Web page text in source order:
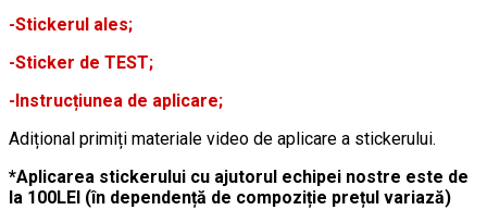
-Stickerul ales;
-Sticker de TEST;
-Instrucțiunea de aplicare;
Adițional primiți materiale video de aplicare a stickerului.
*Aplicarea stickerului cu ajutorul echipei nostre este de
la 100LEI (în dependență de compoziție prețul variază)